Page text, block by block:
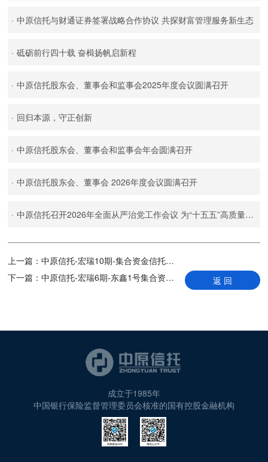
· 中原信托与财通证券签署战略合作协议 共探财富管理服务新生态
· 砥砺前行四十载 奋楫扬帆启新程
· 中原信托股东会、董事会和监事会2025年度会议圆满召开
· 回归本源，守正创新
· 中原信托股东会、董事会和监事会年会圆满召开
· 中原信托股东会、董事会 2026年度会议圆满召开
· 中原信托召开2026年全面从严治党工作会议 为“十五五”高质量发展提供坚强政治保障
上一篇：中原信托-宏瑞10期-集合资金信托计划 临时公告
下一篇：中原信托-宏瑞6期-东鑫1号集合资金信托计划投资范围调整的公告 返 回
成立于1985年
中国银行保险监督管理委员会核准的国有控股金融机构